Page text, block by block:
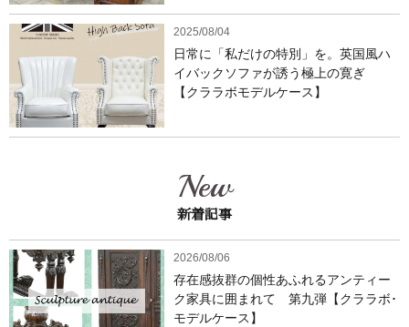
2025/08/04
日常に「私だけの特別」を。英国風ハ
イバックソファが誘う極上の寛ぎ
【クララボモデルケース】
New
新着記事
2026/08/06
存在感抜群の個性あふれるアンティー
ク家具に囲まれて 第九弾【クララボ･
モデルケース】